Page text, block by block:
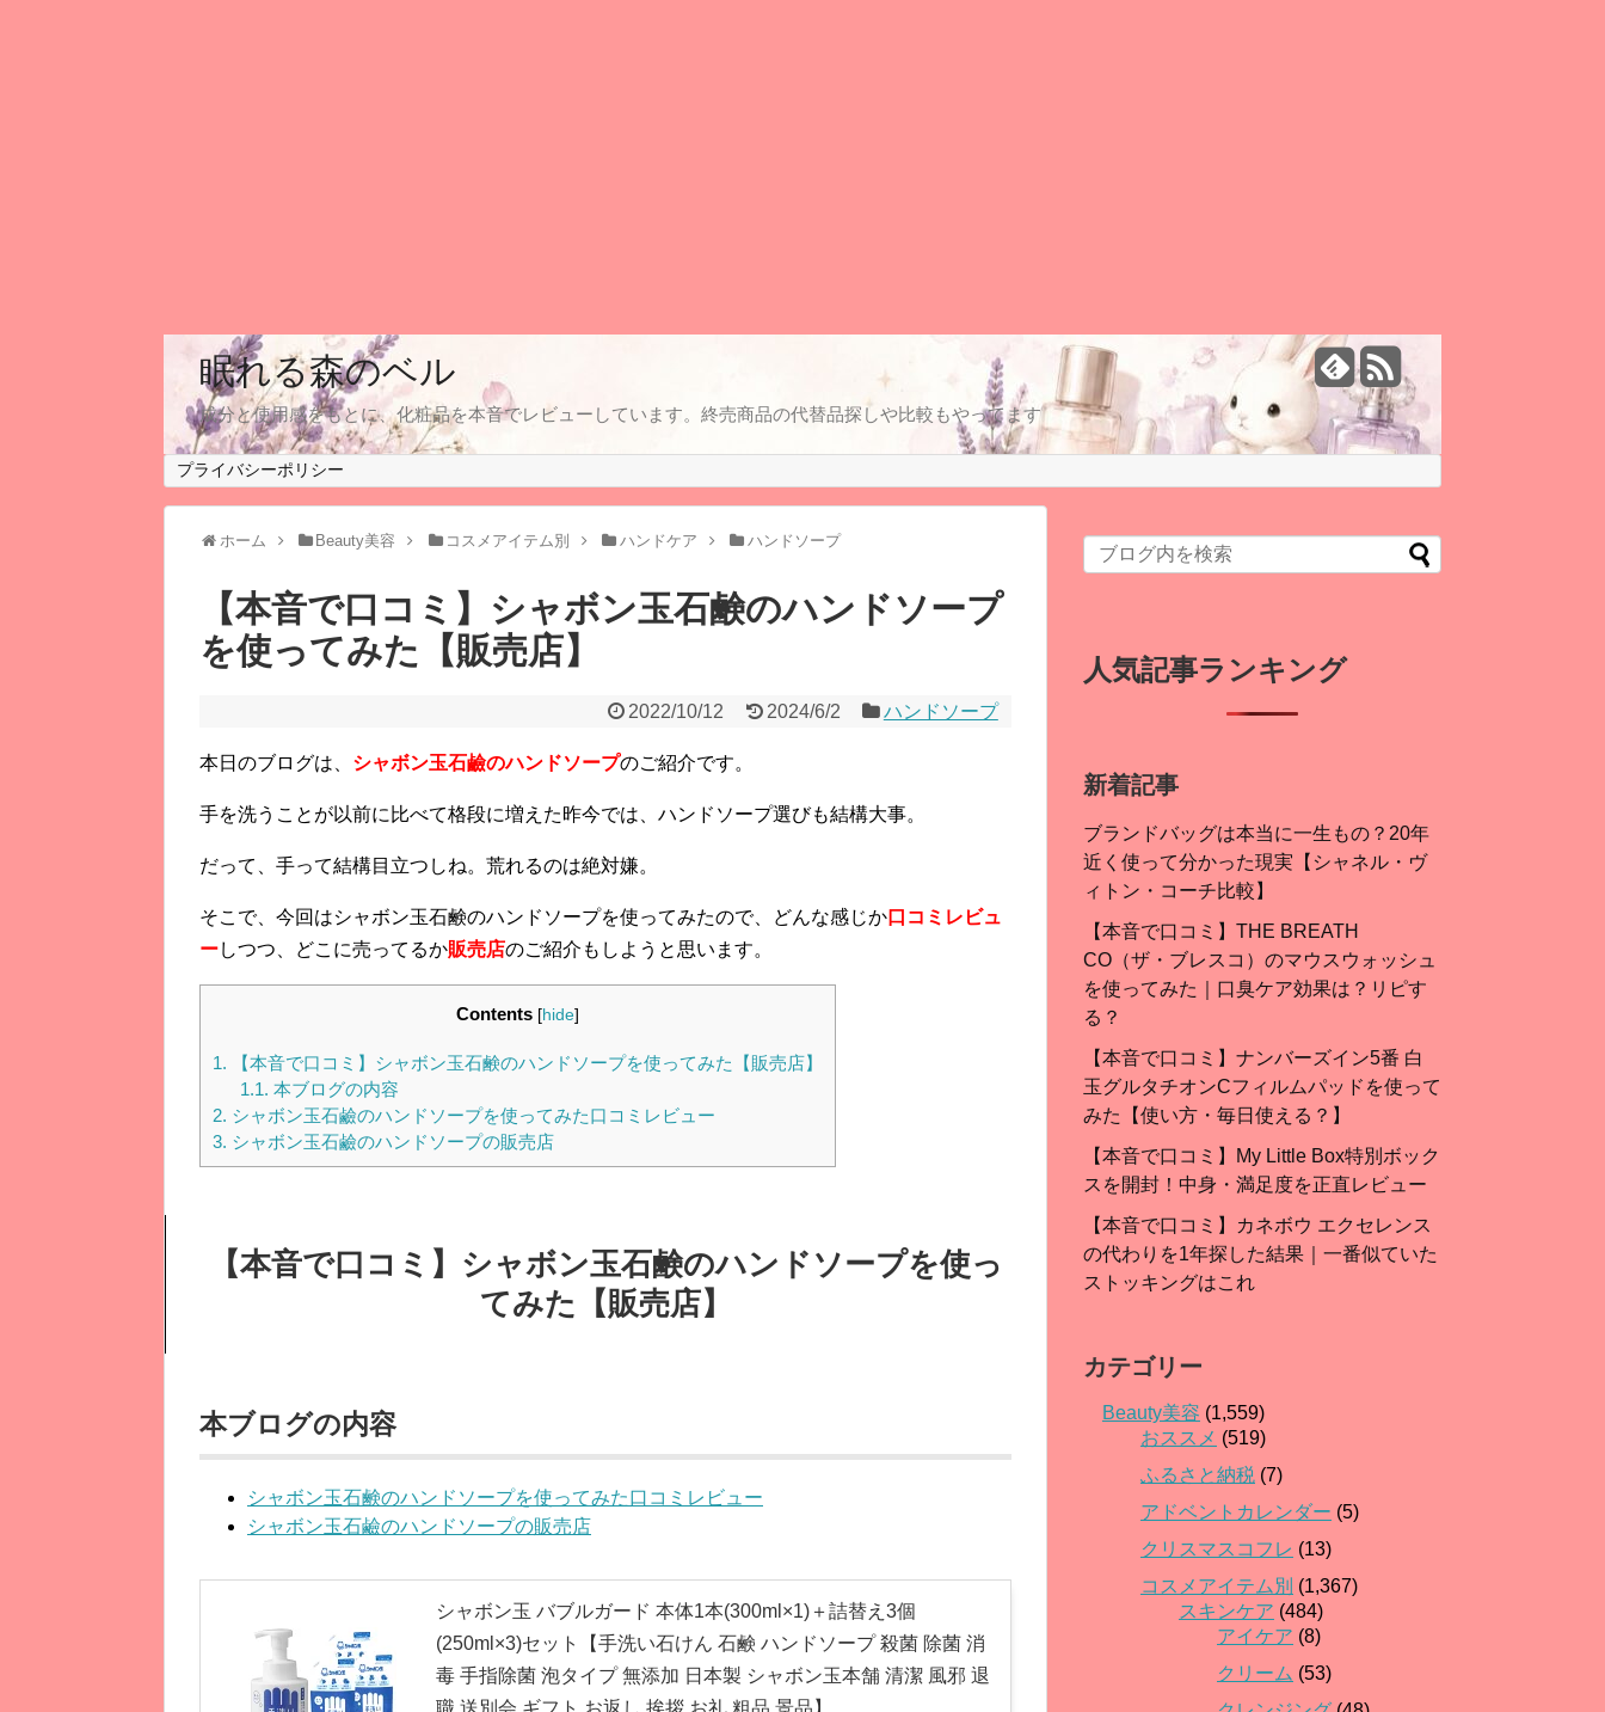
眠れる森のベル
成分と使用感をもとに、化粧品を本音でレビューしています。終売商品の代替品探しや比較もやってます
プライバシーポリシー
ホーム Beauty美容 コスメアイテム別 ハンドケア ハンドソープ
【本音で口コミ】シャボン玉石鹸のハンドソープ
を使ってみた【販売店】
2022/10/12 2024/6/2 ハンドソープ
本日のブログは、 シャボン玉石鹼のハンドソープのご紹介です。
手を洗うことが以前に比べて格段に増えた昨今では、ハンドソープ選びも結構大事。
だって、手って結構目立つしね。荒れるのは絶対嫌。
そこで、今回はシャボン玉石鹸のハンドソープを使ってみたので、どんな感じか口コミレビュ
ーしつつ、どこに売ってるか販売店のご紹介もしようと思います。
Contents [hide]
1. 【本音で口コミ】シャボン玉石鹸のハンドソープを使ってみた【販売店】
1.1. 本ブログの内容
2. シャボン玉石鹼のハンドソープを使ってみた口コミレビュー
3. シャボン玉石鹼のハンドソープの販売店
【本音で口コミ】シャボン玉石鹸のハンドソープを使っ
てみた【販売店】
本ブログの内容
シャボン玉石鹸のハンドソープを使ってみた口コミレビュー
シャボン玉石鹼のハンドソープの販売店
シャボン玉 バブルガード 本体1本(300ml×1)＋詰替え3個
(250ml×3)セット【手洗い石けん 石鹸 ハンドソープ 殺菌 除菌 消
毒 手指除菌 泡タイプ 無添加 日本製 シャボン玉本舗 清潔 風邪 退
人気記事ランキング
新着記事
ブランドバッグは本当に一生もの？20年
近く使って分かった現実【シャネル・ヴ
ィトン・コーチ比較】
【本音で口コミ】THE BREATH
CO（ザ・ブレスコ）のマウスウォッシュ
を使ってみた｜口臭ケア効果は？リピす
る？
【本音で口コミ】ナンバーズイン5番 白
玉グルタチオンCフィルムパッドを使って
みた【使い方・毎日使える？】
【本音で口コミ】My Little Box特別ボック
スを開封！中身・満足度を正直レビュー
【本音で口コミ】カネボウ エクセレンス
の代わりを1年探した結果｜一番似ていた
ストッキングはこれ
カテゴリー
Beauty美容 (1,559)
おススメ (519)
ふるさと納税 (7)
アドベントカレンダー (5)
クリスマスコフレ (13)
コスメアイテム別 (1,367)
スキンケア (484)
アイケア (8)
クリーム (53)